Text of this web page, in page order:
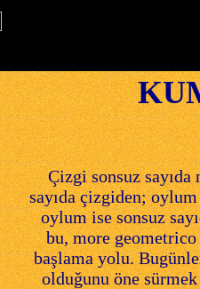
Çizgi sonsuz
sayıda çizgiden;
oylum ise sonsuz
bu, more
başlama yolu.
olduğunu öne